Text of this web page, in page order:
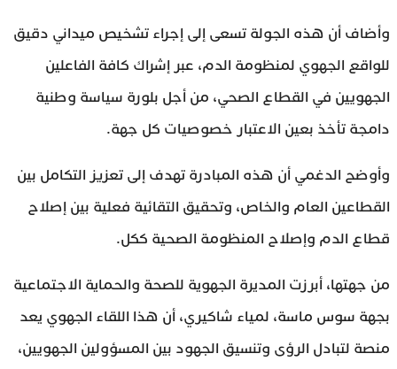
وأضاف أن هذه الجولة تسعى إلى إجراء تشخيص ميداني دقيق
للواقع الجهوي لمنظومة الدم، عبر إشراك كافة الفاعلين
الجهويين في القطاع الصحي، من أجل بلورة سياسة وطنية
دامجة تأخذ بعين الاعتبار خصوصيات كل جهة.
وأوضح الدغمي أن هذه المبادرة تهدف إلى تعزيز التكامل بين
القطاعين العام والخاص، وتحقيق التقائية فعلية بين إصلاح
قطاع الدم وإصلاح المنظومة الصحية ككل.
من جهتها، أبرزت المديرة الجهوية للصحة والحماية الاجتماعية
بجهة سوس ماسة، لمياء شاكيري، أن هذا اللقاء الجهوي يعد
منصة لتبادل الرؤى وتنسيق الجهود بين المسؤولين الجهويين،